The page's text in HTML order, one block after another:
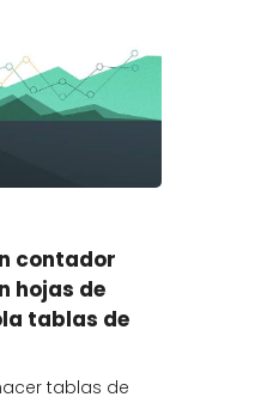
contador
hojas de
tablas de
tablas de